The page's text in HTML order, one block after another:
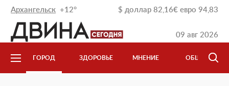
09 авг 2026
$ доллар 82,16€ евро 94,83
Архангельск +12°
ГОРОД ЗДОРОВЬЕ МНЕНИЕ ОБЩЕСТВО